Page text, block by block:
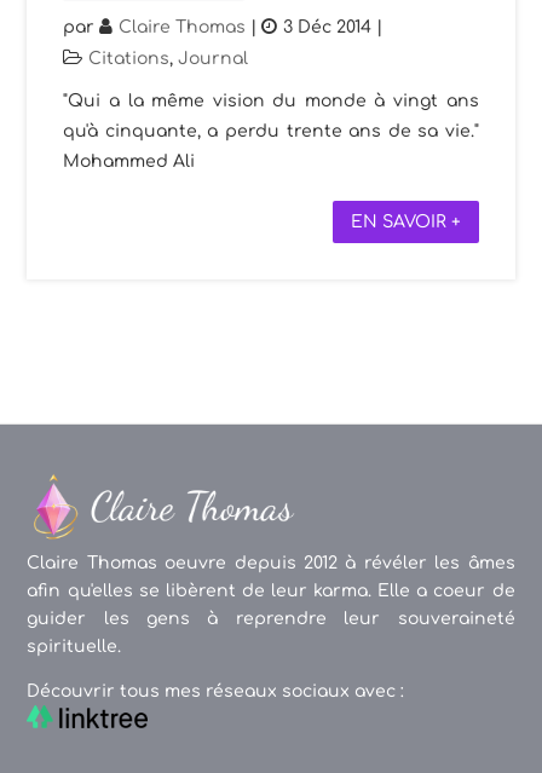
par Claire Thomas | 3 Déc 2014 |
Citations,Journal
"Qui a la même vision du monde à vingt ans
qu'à cinquante, a perdu trente ans de sa vie."
Mohammed Ali
EN SAVOIR +
Claire Thomas oeuvre depuis 2012 à révéler les âmes
afin qu'elles se libèrent de leur karma. Elle a coeur de
guider les gens à reprendre leur souveraineté
spirituelle.
Découvrir tous mes réseaux sociaux avec :